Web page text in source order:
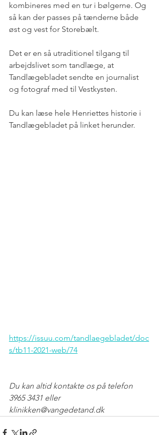
kombineres med en tur i bølgerne. Og
så kan der passes på tænderne både
øst og vest for Storebælt.
Det er en så utraditionel tilgang til
arbejdslivet som tandlæge, at
Tandlægebladet sendte en journalist
og fotograf med til Vestkysten.
Du kan læse hele Henriettes historie i
Tandlægebladet på linket herunder.
https://issuu.com/tandlaegebladet/doc
s/tb11-2021-web/74
Du kan altid kontakte os på telefon
3965 3431 eller
klinikken@vangedetand.dk